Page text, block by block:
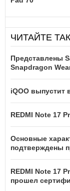
ЧИТАЙТЕ
Представлены
Snapdragon
iQOO выпустит
REDMI Note 17
Основные
подтверждены
REDMI Note 17
прошел